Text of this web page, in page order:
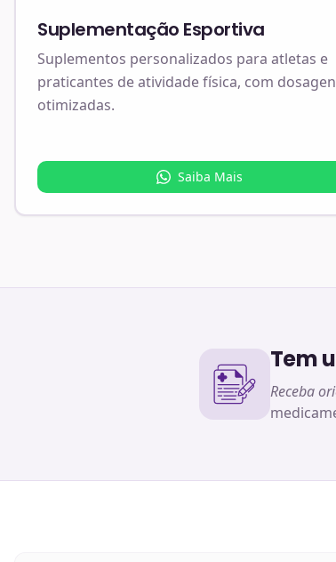
Suplementação Esportiva
Suplementos personalizados para atletas e
praticantes de atividade física, com
otimizadas.
Saiba Mais
Tem
Receba